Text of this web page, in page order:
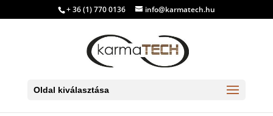
+ 36 (1) 770 0136 info@karmatech.hu
Oldal kiválasztása